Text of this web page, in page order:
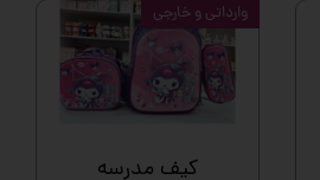
کیف مدرسه
وارداتی و خارجی